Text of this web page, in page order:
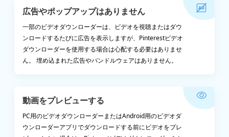
広告やポップアップはありません
一部のビデオダウンローダーは、ビデオを視聴またはダウ
ンロードするたびに広告を表示しますが、Pinterestビデオ
ダウンローダーを使用する場合は心配する必要はありませ
ん。 埋め込まれた広告やバンドルウェアはありません。
動画をプレビューする
PC用のビデオダウンローダーまたはAndroid用のビデオダ
ウンローダーアプリでダウンロードする前にビデオをプレ